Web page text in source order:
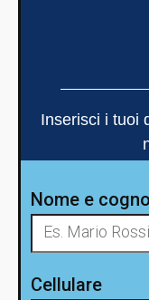
Inserisci i tuoi
Nome e
Cellulare